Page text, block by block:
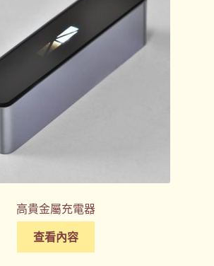
高貴金屬充電器
查看內容